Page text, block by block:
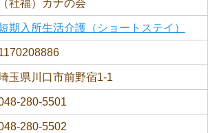
（社福）カナの会
期入所生活介護（ショートステイ）
玉県川口市前野宿1-1
280-5501
280-5502